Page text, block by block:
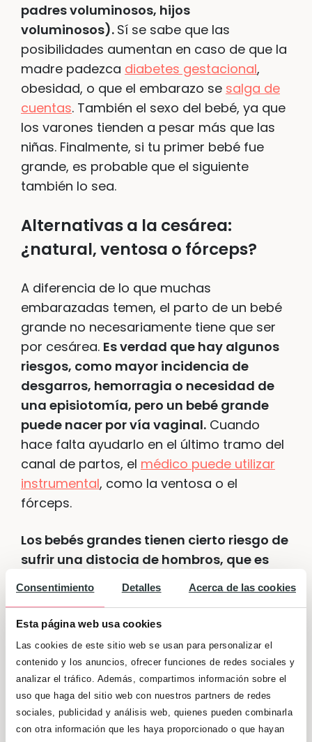
Consentimiento Detalles Acerca de las cookies
Esta página web usa cookies
Las cookies de este sitio web se usan para personalizar el
contenido y los anuncios, ofrecer funciones de redes sociales y
analizar el tráfico. Además, compartimos información sobre el
uso que haga del sitio web con nuestros partners de redes
sociales, publicidad y análisis web, quienes pueden combinarla
con otra información que les haya proporcionado o que hayan
padres voluminosos, hijos
voluminosos). Sí se sabe que las
posibilidades aumentan en caso de que la
madre padezca diabetes gestacional,
obesidad, o que el embarazo se salga de
cuentas. También el sexo del bebé, ya que
los varones tienden a pesar más que las
niñas. Finalmente, si tu primer bebé fue
grande, es probable que el siguiente
también lo sea.
Alternativas a la cesárea:
¿natural, ventosa o fórceps?
A diferencia de lo que muchas
embarazadas temen, el parto de un bebé
grande no necesariamente tiene que ser
por cesárea. Es verdad que hay algunos
riesgos, como mayor incidencia de
desgarros, hemorragia o necesidad de
una episiotomía, pero un bebé grande
puede nacer por vía vaginal. Cuando
hace falta ayudarlo en el último tramo del
canal de partos, el médico puede utilizar
instrumental, como la ventosa o el
fórceps.
Los bebés grandes tienen cierto riesgo de
sufrir una distocia de hombros, que es
púbico de la madre, y que requiere
intervención médica para ayudarlo a
salir. A veces esto requiere una fractura de
clavícula pero no te preocupes, ya que
después sana sin inconvenientes.